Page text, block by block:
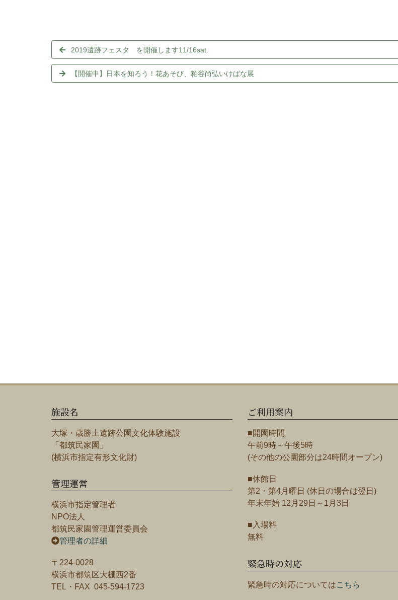
2019遺跡フェスタ を開催します11/16sat.
【開催中】日本を知ろう！花あそび、粕谷尚弘いけばな展
施設名
大塚・歳勝土遺跡公園文化体験施設
「都筑民家園」
(横浜市指定有形文化財)
管理運営
横浜市指定管理者
NPO法人
都筑民家園管理運営委員会
管理者の詳細
〒224-0028
横浜市都筑区大棚西2番
TEL・FAX 045-594-1723
ご利用案内
■開園時間
午前9時～午後5時
(その他の公園部分は24時間オープン)
■休館日
第2・第4月曜日 (休日の場合は翌日)
年末年始 12月29日～1月3日
■入場料
無料
緊急時の対応
緊急時の対応についてはこちら